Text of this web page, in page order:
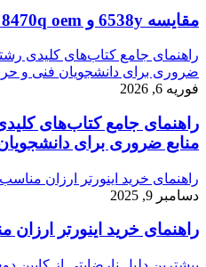
مقایسه 6538y و intel xeon platinum 8470q oem
راهنمای جامع کتاب‌های کلیدی
ضروری برای دانشجویان فنی و
فوریه 6, 2026
راهنمای جامع کتاب‌های
منابع ضروری برای
راهنمای خرید اینورتر ارزان
دسامبر 9, 2025
راهنمای خرید اینورتر ارزان